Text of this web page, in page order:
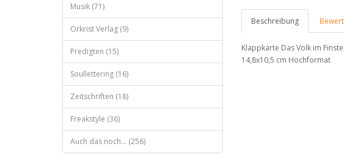
Musik (71)
Orkrist Verlag (9)
Predigten (15)
Soullettering (16)
Zeitschriften (18)
Freakstyle (36)
Auch das noch... (256)
Beschreibung
Klappkarte Das Volk im
14,8x10,5 cm Hochformat